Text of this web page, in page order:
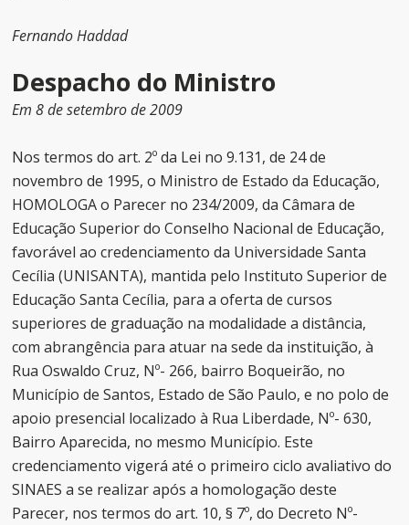
Fernando Haddad
Despacho do Ministro
Em 8 de setembro de 2009
Nos termos do art. 2º da Lei no 9.131, de 24 de
novembro de 1995, o Ministro de Estado da Educação,
HOMOLOGA o Parecer no 234/2009, da Câmara de
Educação Superior do Conselho Nacional de Educação,
favorável ao credenciamento da Universidade Santa
Cecília (UNISANTA), mantida pelo Instituto Superior de
Educação Santa Cecília, para a oferta de cursos
superiores de graduação na modalidade a distância,
com abrangência para atuar na sede da instituição, à
Rua Oswaldo Cruz, Nº- 266, bairro Boqueirão, no
Município de Santos, Estado de São Paulo, e no polo de
apoio presencial localizado à Rua Liberdade, Nº- 630,
Bairro Aparecida, no mesmo Município. Este
credenciamento vigerá até o primeiro ciclo avaliativo do
SINAES a se realizar após a homologação deste
Parecer, nos termos do art. 10, § 7º, do Decreto Nº-